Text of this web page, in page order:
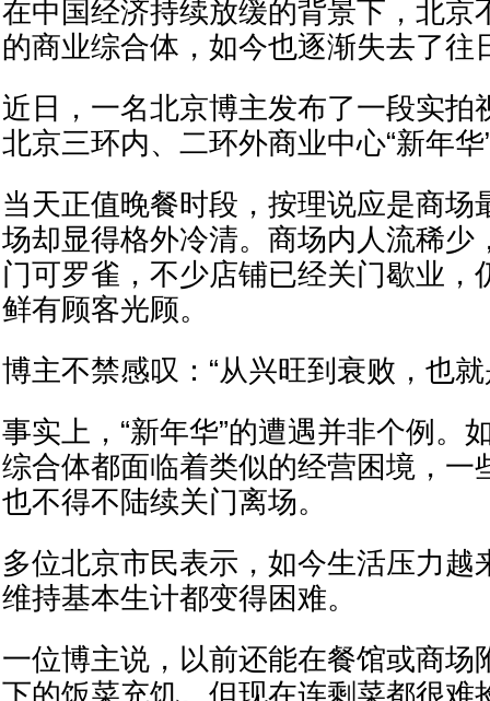
在中国经济持续放缓的背景下，北京
的商业综合体，如今也逐渐失去了往
近日，一名北京博主发布了一段实拍
北京三环内、二环外商业中心“新年华
当天正值晚餐时段，按理说应是商场
场却显得格外冷清。商场内人流稀少
门可罗雀，不少店铺已经关门歇业，
鲜有顾客光顾。
博主不禁感叹：“从兴旺到衰败，也
事实上，“新年华”的遭遇并非个例。
综合体都面临着类似的经营困境，一
也不得不陆续关门离场。
多位北京市民表示，如今生活压力越
维持基本生计都变得困难。
一位博主说，以前还能在餐馆或商场
下的饭菜充饥。但现在连剩菜都很难